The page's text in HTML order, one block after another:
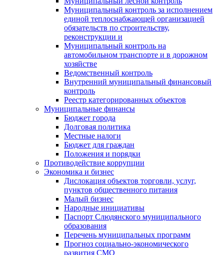
Муниципальный контроль за исполнением
единой теплоснабжающей организацией
обязательств по строительству,
реконструкции и
Муниципальный контроль на
автомобильном транспорте и в дорожном
хозяйстве
Ведомственный контроль
Внутренний муниципальный финансовый
контроль
Реестр категорированных объектов
Муниципальные финансы
Бюджет города
Долговая политика
Местные налоги
Бюджет для граждан
Положения и порядки
Противодействие коррупции
Экономика и бизнес
Дислокация объектов торговли, услуг,
пунктов общественного питания
Малый бизнес
Народные инициативы
Паспорт Слюдянского муниципального
образования
Перечень муниципальных программ
Прогноз социально-экономического
развития СМО